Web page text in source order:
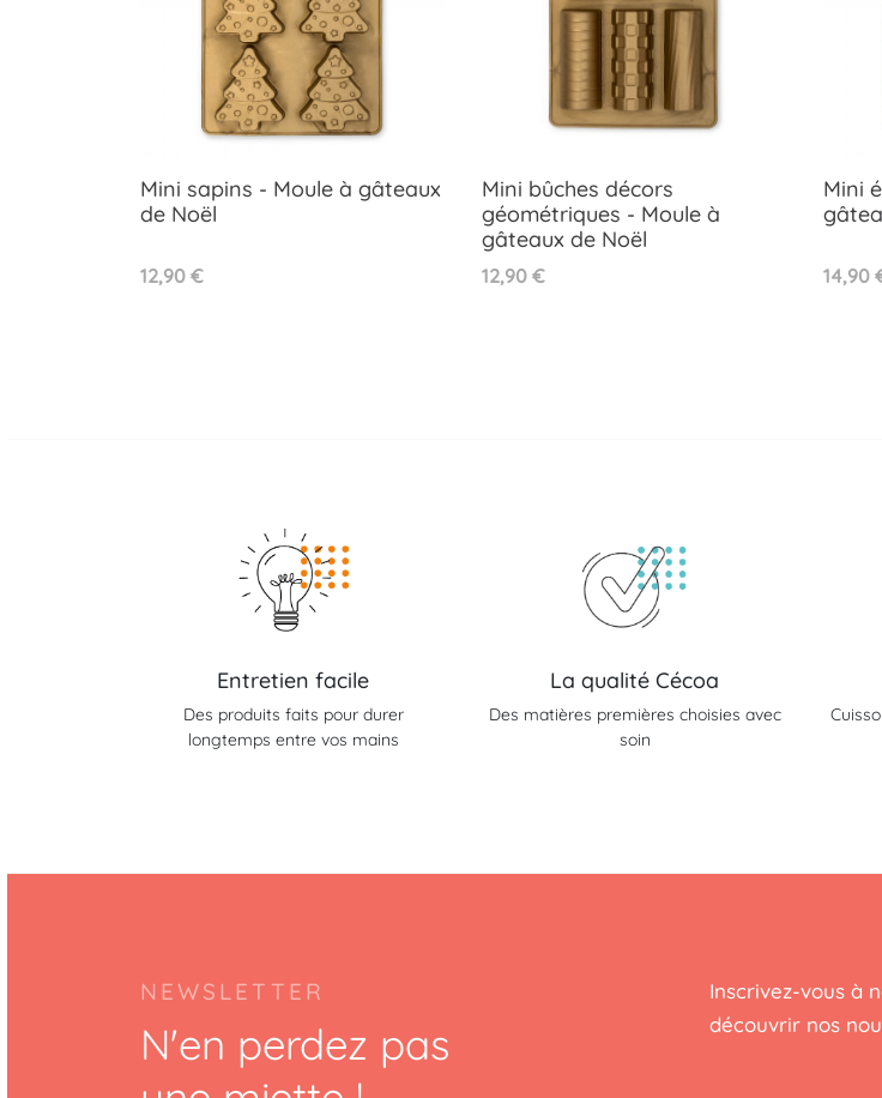
Mini sapins - Moule à gâteaux
de Noël
Prix
12,90 €
 Aperçu rapide
Mini bûches décors
géométriques - Moule à
gâteaux de Noël
Prix
12,90 €
Mini
Prix
14,90
Entretien facile
Des produits faits pour durer
longtemps entre vos mains
La qualité Cécoa
Des matières premières choisies avec
soin
NEWSLETTER
N'en perdez pas
Inscrivez-vous à
découvrir nos